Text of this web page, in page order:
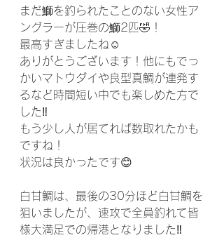
まだ鰤を釣られたことのない女性ア
ングラーが圧巻の鰤2匹🤣！
最高すぎましたね☺️
ありがとうございます！他にもでっ
かいマトウダイや良型真鯛が連発す
るなど時間短い中でも楽しめた方で
した‼️
もう少し人が居てれば数取れたかも
ですね！
状況は良かったです😊
白甘鯛は、最後の30分ほど白甘鯛を
狙いましたが、速攻で全員釣れて皆
様大満足での帰港となりました‼️